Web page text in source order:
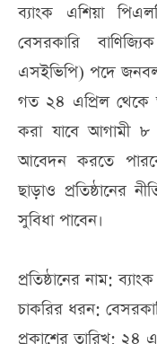
ব্যাংক এশিয়া
বেসরকারি
এসইভিপি) পদে জনবল
গত ২৪ এপ্রিল
করা যাবে আগামী ৮
আবেদন করতে
ছাড়াও প্রতিষ্ঠানের
সুবিধা পাবেন।
প্রতিষ্ঠানের নাম:
চাকরির ধরন:
প্রকাশের তারিখ: ২৪